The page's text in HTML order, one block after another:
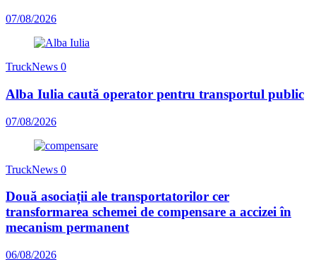
07/08/2026
TruckNews 0
Alba Iulia caută operator pentru transportul public
07/08/2026
TruckNews 0
Două asociații ale transportatorilor cer
transformarea schemei de compensare a accizei în
mecanism permanent
06/08/2026